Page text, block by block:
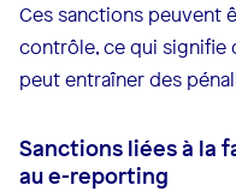
Ces sanctions peuvent
contrôle, ce qui signifie
peut entraîner des
Sanctions liées à la
au e-reporting